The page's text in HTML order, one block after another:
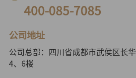
400-085-7085
公司地址
公司总部：四川省成都市武侯区长
4、6楼